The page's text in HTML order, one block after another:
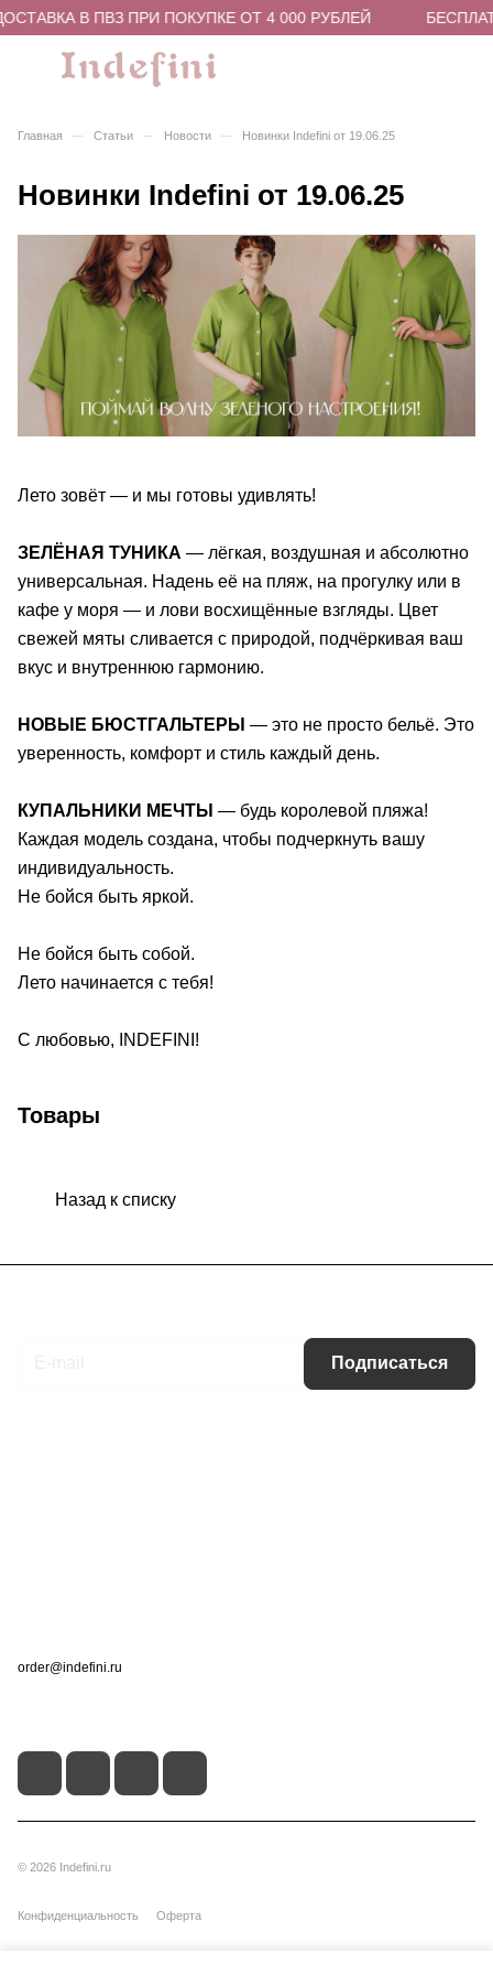
В ПВЗ ПРИ ПОКУПКЕ ОТ 4 000 РУБЛЕЙ
Главная – Статьи – Новости – Новинки Indefini от 19.06.25
Новинки Indefini от 19.06.25
Лето зовёт — и мы готовы удивлять!
ЗЕЛЁНАЯ ТУНИКА — лёгкая, воздушная и абсолютно
универсальная. Надень её на пляж, на прогулку или в
кафе у моря — и лови восхищённые взгляды. Цвет
свежей мяты сливается с природой, подчёркивая ваш
вкус и внутреннюю гармонию.
НОВЫЕ БЮСТГАЛЬТЕРЫ — это не просто бельё. Это
уверенность, комфорт и стиль каждый день.
КУПАЛЬНИКИ МЕЧТЫ — будь королевой пляжа!
Каждая модель создана, чтобы подчеркнуть вашу
индивидуальность.
Не бойся быть яркой.
Не бойся быть собой.
Лето начинается с тебя!
С любовью, INDEFINI!
Товары
Назад к списку
Подписаться
order@indefini.ru
© 2026 Indefini.ru
Конфиденциальность Оферта